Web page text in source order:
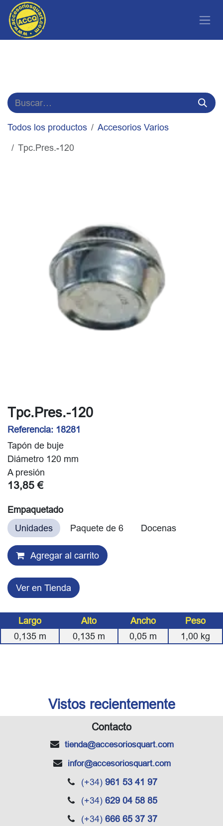
Ir al contenido
Todos los productos
Accesorios Varios
Tpc.Pres.-120
Tpc.Pres.-120
Referencia: 18281
Tapón de buje
Diámetro 120 mm
A presión
13,85 €
Empaquetado
Unidades
Paquete de 6 Docenas
Agregar al carrito
Ver en Tienda
Largo Alto Ancho
Peso
0,135m 0,135m 0,05 m 1,00 kg
Vistos recientemente
Contacto
tienda@accesoriosquart.com
infor@accesoriosquart.com
(+34) 961 53 41 97
(+34) 629 04 58 85
(+34) 666 65 37 37